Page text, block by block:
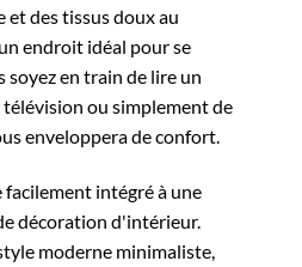
et des tissus doux au
endroit idéal pour se
soyez en train de lire un
télévision ou simplement de
enveloppera de confort.
facilement intégré à une
décoration d'intérieur.
moderne minimaliste,